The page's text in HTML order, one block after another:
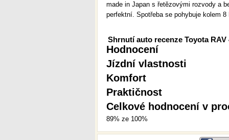
made in Japan s řetězovými rozvody a
perfektní. Spotřeba se pohybuje kolem 8
Shrnutí auto recenze Toyota RAV
Hodnocení
Jízdní vlastnosti
Komfort
Praktičnost
Celkové hodnocení v
89% ze 100%